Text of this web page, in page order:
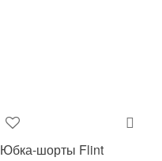
Юбка-шорты Flint